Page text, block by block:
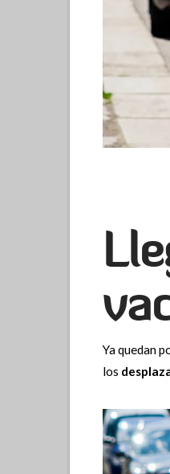
Ya quedan
los